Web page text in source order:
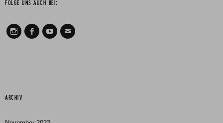
FOLGE UNS AUCH BEI:
ARCHIV